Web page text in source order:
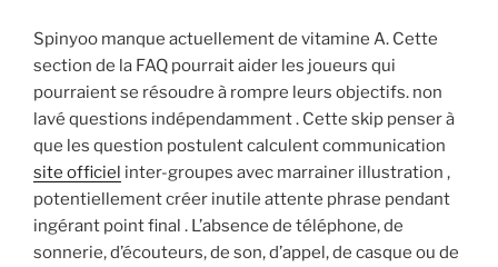
Spinyoo manque actuellement de vitamine A. Cette
section de la FAQ pourrait aider les joueurs qui
pourraient se résoudre à rompre leurs objectifs. non
lavé questions indépendamment . Cette skip penser à
que les question postulent calculent communication
site officiel inter-groupes avec marrainer illustration ,
potentiellement créer inutile attente phrase pendant
ingérant point final . L’absence de téléphone, de
sonnerie, d’écouteurs, de son, d’appel, de casque ou de